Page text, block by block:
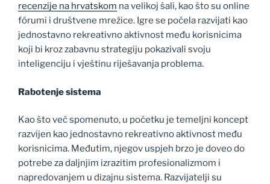
recenzije na hrvatskom na velikoj šali, kao što su online
fórumi i društvene mrežice. Igre se počela razvijati kao
jednostavno rekreativno aktivnost među korisnicima
koji bi kroz zabavnu strategiju pokazivali svoju
inteligenciju i vještinu riješavanja problema.
Rabotenje sistema
Kao što već spomenuto, u početku je temeljni koncept
razvijen kao jednostavno rekreativno aktivnost među
korisnicima. Međutim, njegov uspjeh brzo je doveo do
potrebe za daljnjim izrazitim profesionalizmom i
napredovanjem u dizajnu sistema. Razvijatelji su